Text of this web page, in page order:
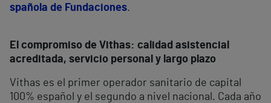
spañola de Fundaciones.
El compromiso de Vithas: calidad asistencial
acreditada, servicio personal y largo plazo
Vithas es el primer operador sanitario de capital
100% español y el segundo a nivel nacional. Cada año